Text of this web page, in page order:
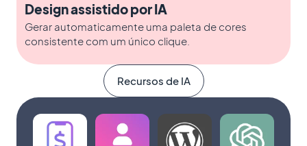
Design assistido por IA
Gerar automaticamente uma paleta de cores
consistente com um único clique.
Recursos de IA